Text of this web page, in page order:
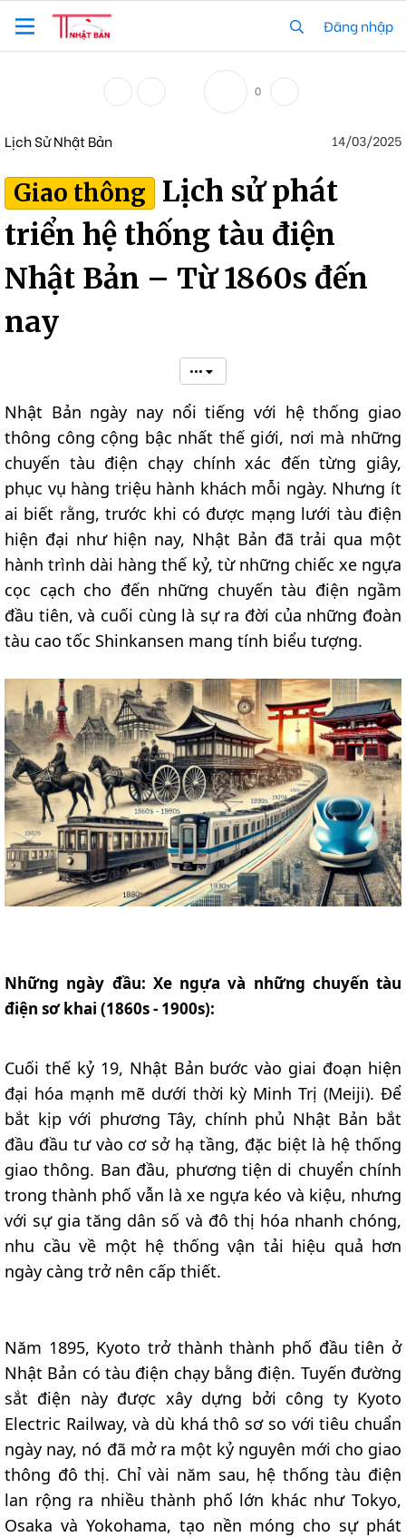
Đăng nhập
0
Lịch Sử Nhật Bản 14/03/2025
Giao thông
Lịch sử phát
triển hệ thống tàu điện
Nhật Bản – Từ 1860s đến
nay
•••
Nhật Bản ngày nay nổi tiếng với hệ thống giao
thông công cộng bậc nhất thế giới, nơi mà những
chuyến tàu điện chạy chính xác đến từng giây,
phục vụ hàng triệu hành khách mỗi ngày. Nhưng ít
ai biết rằng, trước khi có được mạng lưới tàu điện
hiện đại như hiện nay, Nhật Bản đã trải qua một
hành trình dài hàng thế kỷ, từ những chiếc xe ngựa
cọc cạch cho đến những chuyến tàu điện ngầm
đầu tiên, và cuối cùng là sự ra đời của những đoàn
tàu cao tốc Shinkansen mang tính biểu tượng.
Những ngày đầu: Xe ngựa và những chuyến tàu
điện sơ khai (1860s - 1900s):
Cuối thế kỷ 19, Nhật Bản bước vào giai đoạn hiện
đại hóa mạnh mẽ dưới thời kỳ Minh Trị (Meiji). Để
bắt kịp với phương Tây, chính phủ Nhật Bản bắt
đầu đầu tư vào cơ sở hạ tầng, đặc biệt là hệ thống
giao thông. Ban đầu, phương tiện di chuyển chính
trong thành phố vẫn là xe ngựa kéo và kiệu, nhưng
với sự gia tăng dân số và đô thị hóa nhanh chóng,
nhu cầu về một hệ thống vận tải hiệu quả hơn
ngày càng trở nên cấp thiết.
Năm 1895, Kyoto trở thành thành phố đầu tiên ở
Nhật Bản có tàu điện chạy bằng điện. Tuyến đường
sắt điện này được xây dựng bởi công ty Kyoto
Electric Railway, và dù khá thô sơ so với tiêu chuẩn
ngày nay, nó đã mở ra một kỷ nguyên mới cho giao
thông đô thị. Chỉ vài năm sau, hệ thống tàu điện
lan rộng ra nhiều thành phố lớn khác như Tokyo,
Osaka và Yokohama, tạo nền móng cho sự phát